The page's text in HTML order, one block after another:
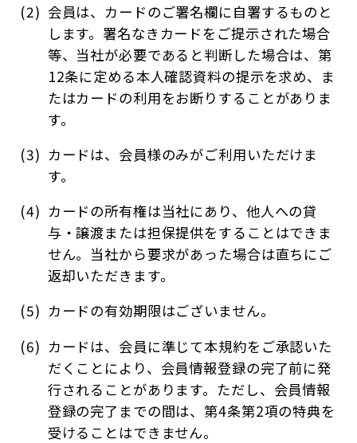
会員は、カードのご署名欄に自署するものと
します。署名なきカードをご提示された場合
等、当社が必要であると判断した場合は、第
12条に定める本人確認資料の提示を求め、ま
たはカードの利用をお断りすることがありま
す。
カードは、会員様のみがご利用いただけま
す。
カードの所有権は当社にあり、他人への貸
与・譲渡または担保提供をすることはできま
せん。当社から要求があった場合は直ちにご
返却いただきます。
カードの有効期限はございません。
カードは、会員に準じて本規約をご承認いた
だくことにより、会員情報登録の完了前に発
行されることがあります。ただし、会員情報
登録の完了までの間は、第4条第2項の特典を
受けることはできません。